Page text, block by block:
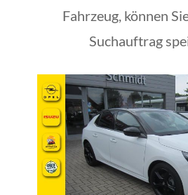
Fahrzeug, können
Suchauftrag